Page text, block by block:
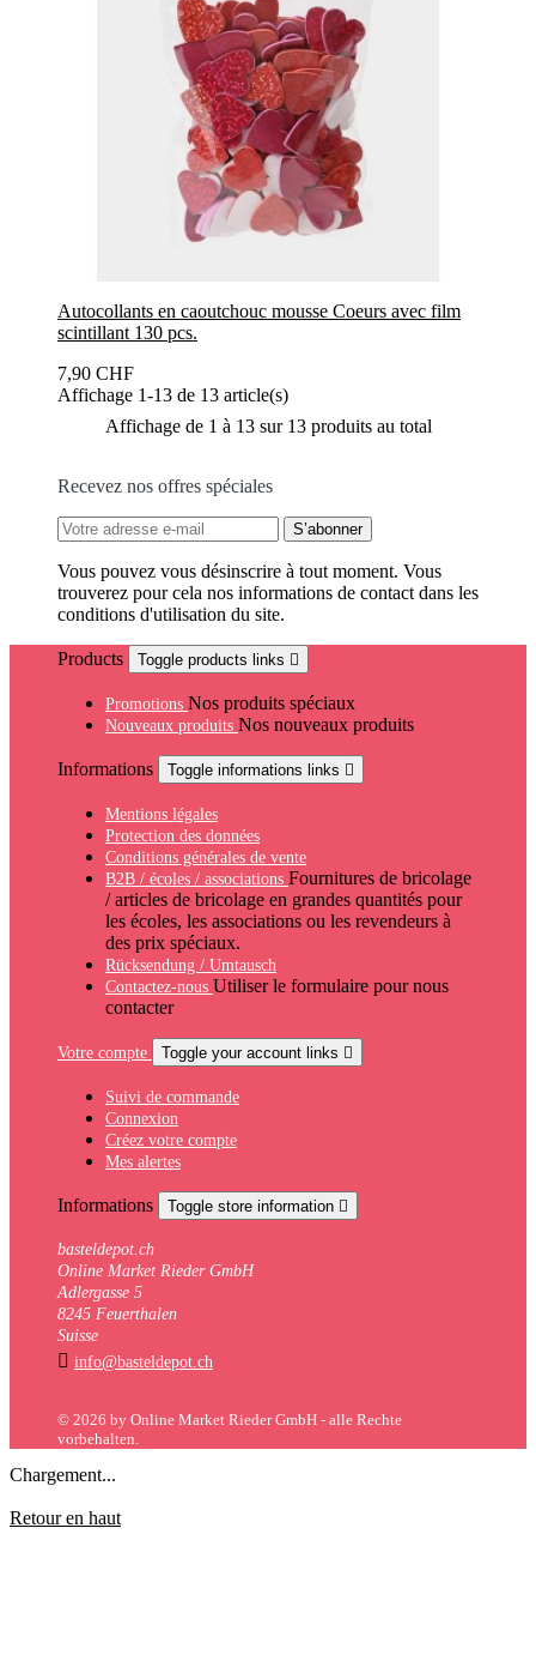
Autocollants en caoutchouc mousse Coeurs avec film
scintillant 130 pcs.
7,90 CHF
Affichage 1-13 de 13 article(s)
Affichage de 1 à 13 sur 13 produits au total
Recevez nos offres spéciales
Vous pouvez vous désinscrire à tout moment. Vous
trouverez pour cela nos informations de contact dans les
conditions d'utilisation du site.
Products Toggle products links 
Promotions Nos produits spéciaux
Nouveaux produits Nos nouveaux produits
Informations Toggle informations links 
Mentions légales
Protection des données
Conditions générales de vente
B2B / écoles / associations Fournitures de bricolage
/ articles de bricolage en grandes quantités pour
les écoles, les associations ou les revendeurs à
des prix spéciaux.
Rücksendung / Umtausch
Contactez-nous Utiliser le formulaire pour nous
contacter
Votre compte Toggle your account links 
Suivi de commande
Connexion
Créez votre compte
Mes alertes
Informations Toggle store information 
basteldepot.ch
Online Market Rieder GmbH
Adlergasse 5
8245 Feuerthalen
Suisse
 info@basteldepot.ch
© 2026 by Online Market Rieder GmbH - alle Rechte
vorbehalten.
Chargement...
Retour en haut